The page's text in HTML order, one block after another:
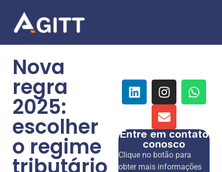
Nova
regra
2025:
escolher
o regime
Entre em contato
conosco
Clique no botão para
obter mais informações